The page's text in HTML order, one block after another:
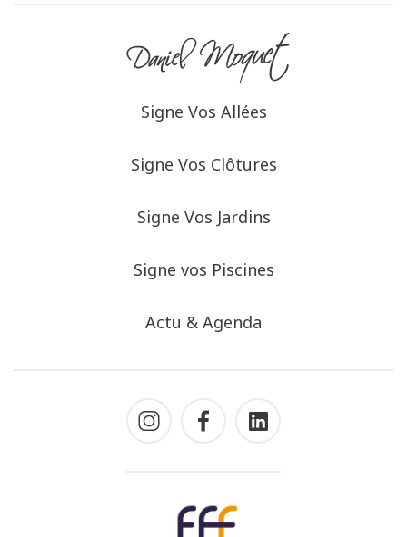
Signe Vos Allées
Signe Vos Clôtures
Signe Vos Jardins
Signe vos Piscines
Actu & Agenda